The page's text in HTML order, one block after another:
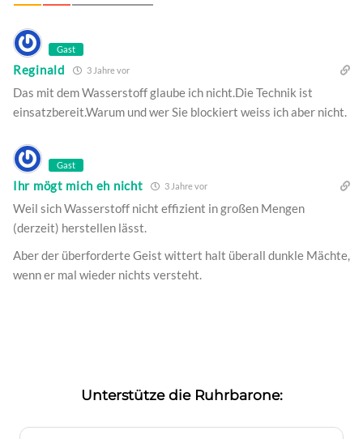
Gast
Reginald 3 Jahre vor
Das mit dem Wasserstoff glaube ich nicht.Die Technik ist
einsatzbereit.Warum und wer Sie blockiert weiss ich aber nicht.
Gast
Ihr mögt mich eh nicht 3 Jahre vor
Weil sich Wasserstoff nicht effizient in großen Mengen
(derzeit) herstellen lässt.
Aber der überforderte Geist wittert halt überall dunkle Mächte,
wenn er mal wieder nichts versteht.
Unterstütze die Ruhrbarone: